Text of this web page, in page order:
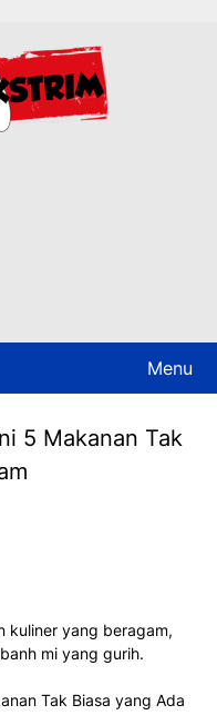
Menu
5 Makanan Tak
kuliner yang beragam,
mi yang gurih.